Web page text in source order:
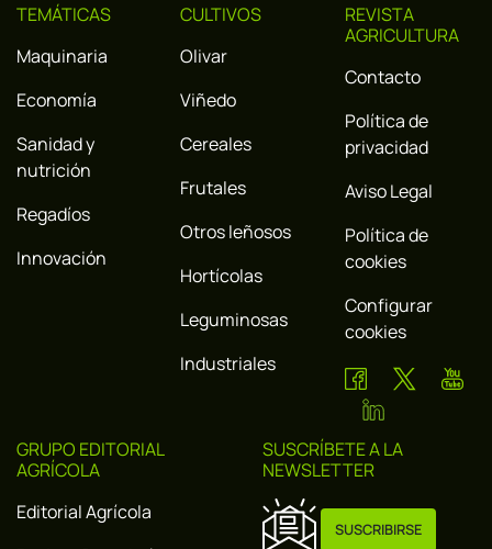
TEMÁTICAS
Maquinaria
Economía
Sanidad y
nutrición
Regadíos
Innovación
CULTIVOS
Olivar
Viñedo
Cereales
Frutales
Otros leñosos
Hortícolas
Leguminosas
Industriales
REVISTA
AGRICULTURA
Contacto
Política de
privacidad
Aviso Legal
Política de
cookies
Configurar
cookies
GRUPO EDITORIAL
AGRÍCOLA
Editorial Agrícola
SUSCRÍBETE A LA
NEWSLETTER
SUSCRIBIRSE